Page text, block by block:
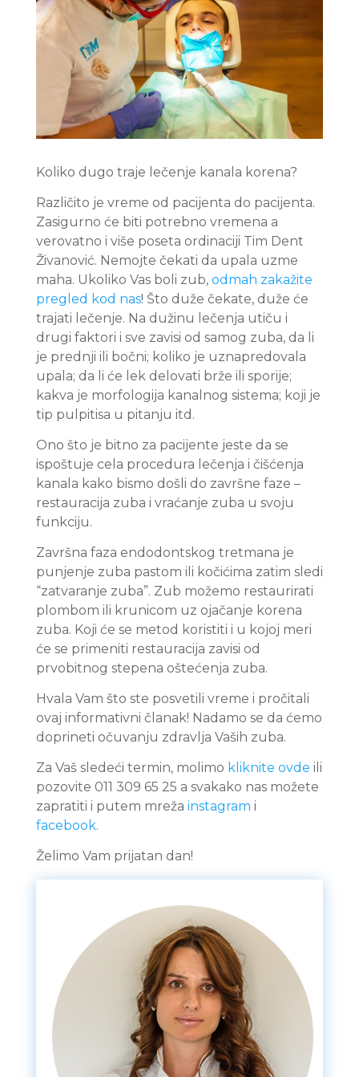
Koliko dugo traje lečenje kanala korena?
Različito je vreme od pacijenta do pacijenta.
Zasigurno će biti potrebno vremena a
verovatno i više poseta ordinaciji Tim Dent
Živanović. Nemojte čekati da upala uzme
maha. Ukoliko Vas boli zub, odmah zakažite
pregled kod nas! Što duže čekate, duže će
trajati lečenje. Na dužinu lečenja utiču i
drugi faktori i sve zavisi od samog zuba, da li
je prednji ili bočni; koliko je uznapredovala
upala; da li će lek delovati brže ili sporije;
kakva je morfologija kanalnog sistema; koji je
tip pulpitisa u pitanju itd.
Ono što je bitno za pacijente jeste da se
ispoštuje cela procedura lečenja i čišćenja
kanala kako bismo došli do završne faze –
restauracija zuba i vraćanje zuba u svoju
funkciju.
Završna faza endodontskog tretmana je
punjenje zuba pastom ili kočićima zatim sledi
“zatvaranje zuba”. Zub možemo restaurirati
plombom ili krunicom uz ojačanje korena
zuba. Koji će se metod koristiti i u kojoj meri
će se primeniti restauracija zavisi od
prvobitnog stepena oštećenja zuba.
Hvala Vam što ste posvetili vreme i pročitali
ovaj informativni članak! Nadamo se da ćemo
doprineti očuvanju zdravlja Vaših zuba.
Za Vaš sledeći termin, molimo kliknite ovde ili
pozovite 011 309 65 25 a svakako nas možete
zapratiti i putem mreža instagram i
facebook.
Želimo Vam prijatan dan!